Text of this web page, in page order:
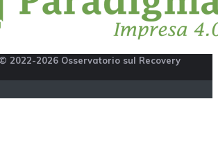
© 2022-2026 Osservatorio sul Recovery